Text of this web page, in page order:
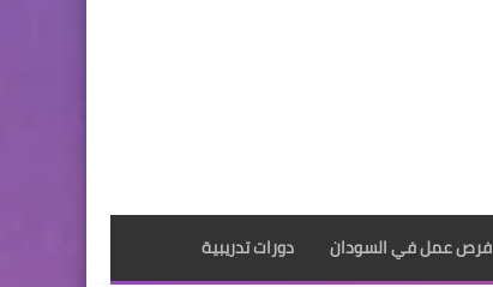
فرص عمل في السودان دورات تدريبية